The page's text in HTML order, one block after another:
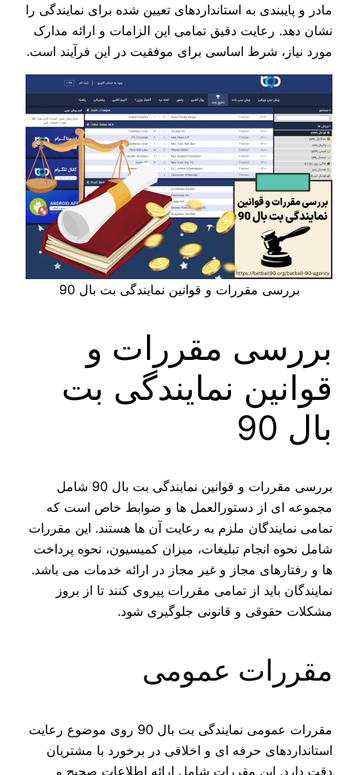
مادر و پایبندی به استانداردهای تعیین‌ شده برای نمایندگی‌ را
نشان دهد. رعایت دقیق تمامی این الزامات و ارائه مدارک
مورد نیاز، شرط اساسی برای موفقیت در این فرآیند است.
بررسی مقررات و قوانین نمایندگی بت بال 90
بررسی مقررات و
قوانین نمایندگی بت
بال 90
بررسی مقررات و قوانین نمایندگی بت بال 90 شامل
مجموعه‌ ای از دستورالعمل‌ ها و ضوابط خاص است که
تمامی نمایندگان ملزم به رعایت آن‌ ها هستند. این مقررات
شامل نحوه انجام تبلیغات، میزان کمیسیون، نحوه پرداخت‌
ها و رفتارهای مجاز و غیر مجاز در ارائه خدمات می‌ باشد.
نمایندگان باید از تمامی مقررات پیروی کنند تا از بروز
مشکلات حقوقی و قانونی جلوگیری شود.
مقررات عمومی
مقررات عمومی نمایندگی بت بال 90 روی موضوع رعایت
استانداردهای حرفه‌ ای و اخلاقی در برخورد با مشتریان
دقت دارد. این مقررات شامل ارائه اطلاعات صحیح و